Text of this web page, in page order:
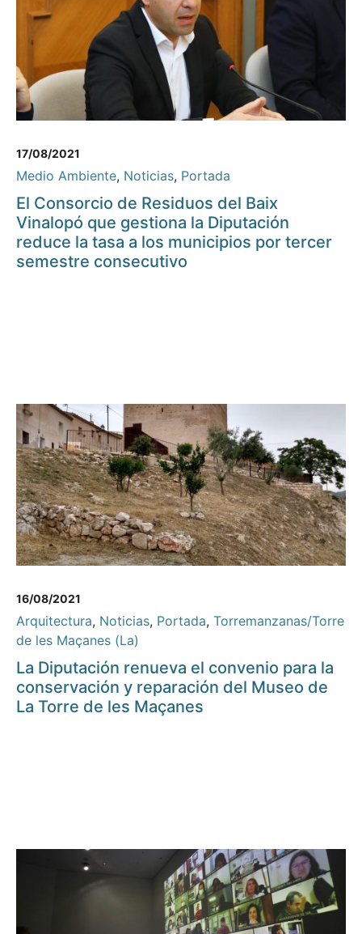
17/08/2021
Medio Ambiente, Noticias, Portada
El Consorcio de Residuos del Baix
Vinalopó que gestiona la Diputación
reduce la tasa a los municipios por tercer
semestre consecutivo
16/08/2021
Arquitectura, Noticias, Portada, Torremanzanas/Torre
de les Maçanes (La)
La Diputación renueva el convenio para la
conservación y reparación del Museo de
La Torre de les Maçanes